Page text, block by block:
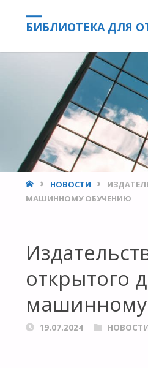
БИБЛИОТЕКА ДЛЯ
HOMEНОВОСТИ
МАШИННОМУ ОБУЧЕНИЮ
открытого
19.07.2024